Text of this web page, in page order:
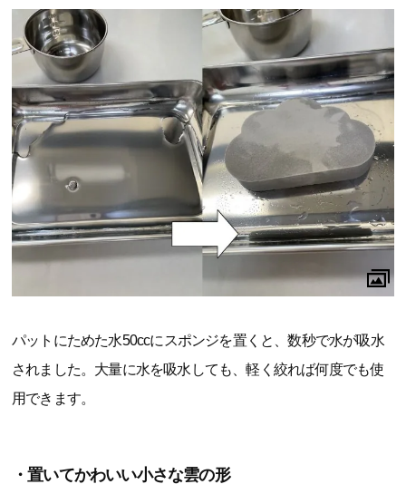
パットにためた水50ccにスポンジを置くと、数秒で水が吸水
されました。大量に水を吸水しても、軽く絞れば何度でも使
用できます。
・置いてかわいい小さな雲の形